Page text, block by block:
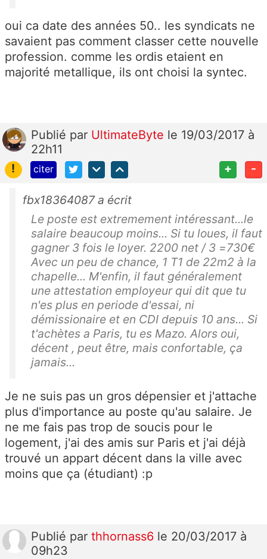
oui ca date des années 50.. les syndicats ne
savaient pas comment classer cette nouvelle
profession. comme les ordis etaient en
majorité metallique, ils ont choisi la syntec.
Publié par UltimateByte le 19/03/2017 à
22h11
!
citer + -
fbx18364087 a écrit
Le poste est extremement intéressant...le
salaire beaucoup moins... Si tu loues, il faut
gagner 3 fois le loyer. 2200 net / 3 =730€
Avec un peu de chance, 1 T1 de 22m2 à la
chapelle... M'enfin, il faut généralement
une attestation employeur qui dit que tu
n'es plus en periode d'essai, ni
démissionaire et en CDI depuis 10 ans... Si
t'achètes a Paris, tu es Mazo. Alors oui,
décent , peut être, mais confortable, ça
jamais...
Je ne suis pas un gros dépensier et j'attache
plus d'importance au poste qu'au salaire. Je
ne me fais pas trop de soucis pour le
logement, j'ai des amis sur Paris et j'ai déjà
trouvé un appart décent dans la ville avec
moins que ça (étudiant) :p
Publié par thhornass6 le 20/03/2017 à
09h23